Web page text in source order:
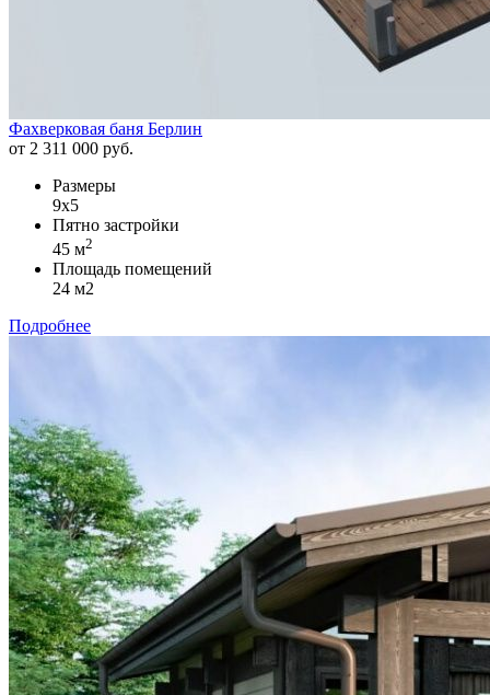
Фахверковая баня Берлин
от 2 311 000 руб.
Размеры
9х5
Пятно застройки
45 м2
Площадь помещений
24 м2
Подробнее